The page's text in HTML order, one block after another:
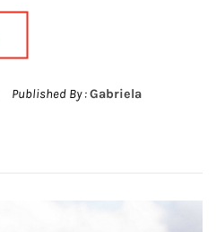
Published By :Gabriela